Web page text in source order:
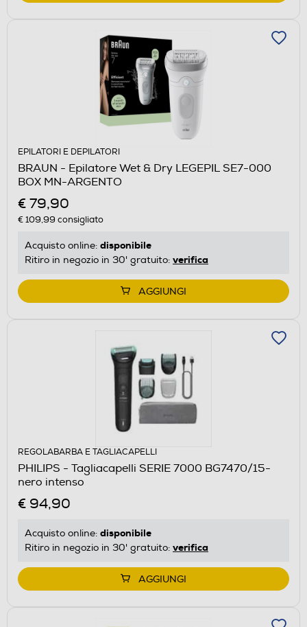
EPILATORI E DEPILATORI
BRAUN - Epilatore Wet & Dry LEGEPIL SE7-000
BOX MN-ARGENTO
€ 79,90
€ 109,99 consigliato
Acquisto online: disponibile
Ritiro in negozio in 30' gratuito: verifica
AGGIUNGI
REGOLABARBA E TAGLIACAPELLI
PHILIPS - Tagliacapelli SERIE 7000 BG7470/15-
nero intenso
€ 94,90
Acquisto online: disponibile
Ritiro in negozio in 30' gratuito: verifica
AGGIUNGI